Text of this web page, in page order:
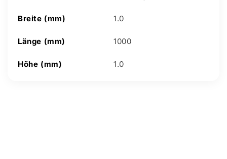
Breite (mm) 1.0
Länge (mm) 1000
Höhe (mm) 1.0